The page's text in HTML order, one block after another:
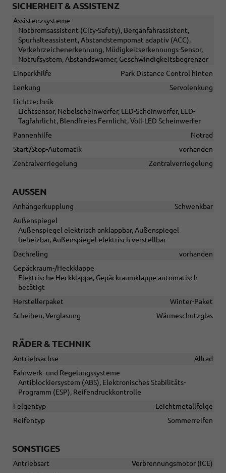
SICHERHEIT & ASSISTENZ
Assistenzsysteme
Notbremsassistent (City-Safety), Berganfahrassistent,
Spurhalteassistent, Abstandstempomat adaptiv (ACC),
Verkehrzeichenerkennung, Müdigkeitserkennungs-Sensor,
Notrufsystem, Abstandswarner, Geschwindigkeitsbegrenzer
Einparkhilfe
Park Distance Control hinten
Lenkung
Servolenkung
Lichttechnik
Lichtsensor, Nebelscheinwerfer, LED-Scheinwerfer, LED-
Tagfahrlicht, Blendfreies Fernlicht, Voll-LED Scheinwerfer
Pannenhilfe
Notrad
Start/Stop-Automatik
vorhanden
Zentralverriegelung
Zentralverriegelung
AUSSEN
Anhängerkupplung
Schwenkbar
Außenspiegel
Außenspiegel elektrisch anklappbar, Außenspiegel
beheizbar, Außenspiegel elektrisch verstellbar
Dachreling
vorhanden
Gepäckraum-/Heckklappe
Elektrische Heckklappe, Gepäckraumklappe automatisch
betätigt
Herstellerpaket
Winter-Paket
Scheiben, Verglasung
Wärmeschutzglas
RÄDER & TECHNIK
Antriebsachse
Allrad
Fahrwerk- und Regelungssysteme
Antiblockiersystem (ABS), Elektronisches Stabilitäts-
Programm (ESP), Reifendruckkontrolle
Felgentyp
Leichtmetallfelge
Reifentyp
Sommerreifen
SONSTIGES
Antriebsart
Verbrennungsmotor (ICE)